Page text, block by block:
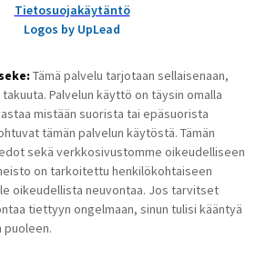
Tietosuojakäytäntö
Logos by UpLead
Tämä palvelu tarjotaan sellaisenaan,
Palvelun käyttö on täysin omalla
mistään suorista tai epäsuorista
tämän palvelun käytöstä. Tämän
sekä verkkosivustomme oikeudelliseen
on tarkoitettu henkilökohtaiseen
oikeudellista neuvontaa. Jos tarvitset
tiettyyn ongelmaan, sinun tulisi kääntyä
puoleen.